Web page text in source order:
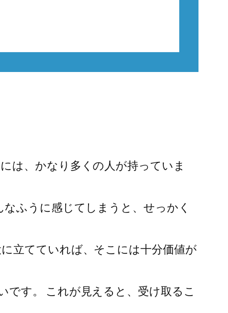
は、かなり多くの人が持っていま
ふうに感じてしまうと、せっかく
立てていれば、そこには十分価値が
です。 これが見えると、受け取るこ